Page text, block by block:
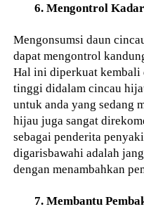
6. Mengontrol
Mengonsumsi daun
dapat mengontrol
Hal ini diperkuat kembali
tinggi didalam cincau
untuk anda yang sedang
hijau juga sangat
sebagai penderita
digarisbawahi adalah
dengan menambahkan
7. Membantu